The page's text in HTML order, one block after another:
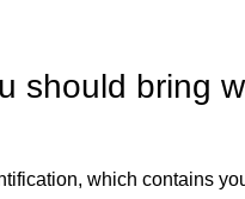
should bring
which contains